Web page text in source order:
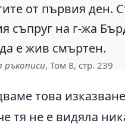
от първия ден.
съпруг на г-жа
е жив смъртен.
ръкописи, Том 8, стр. 239
това
тя не е видяла